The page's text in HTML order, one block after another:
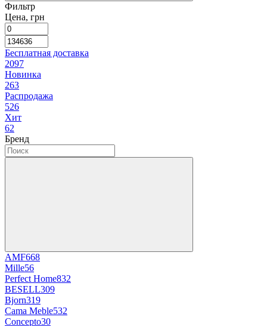
Фильтр
Цена, грн
Бесплатная доставка
2097
Новинка
263
Распродажа
526
Хит
62
Бренд
AMF668
Mille56
Perfect Home832
BESELL309
Bjorn319
Cama Meble532
Concepto30